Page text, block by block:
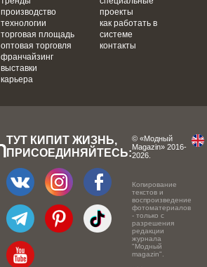
производство
технологии
торговая площадь
оптовая торговля
франчайзинг
выставки
карьера
проекты
как работать в
системе
контакты
ТУТ КИПИТ ЖИЗНЬ,
ПРИСОЕДИНЯЙТЕСЬ:
© «Модный
Magazin» 2016-
2026.
Копирование
текстов и
воспроизведение
фотоматериалов
- только с
разрешения
редакции
журнала
"Модный
magazin".